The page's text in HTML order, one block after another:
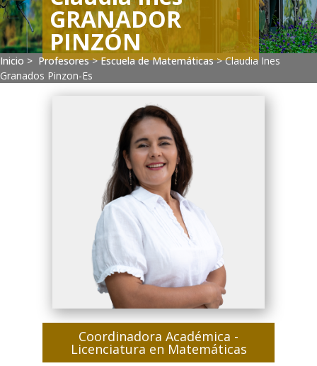
Inicio > Profesores>Escuela de Matemáticas>Claudia Ines
Granados Pinzon-Es
GRANADOR
PINZÓN
Coordinadora Académica -
Licenciatura en Matemáticas